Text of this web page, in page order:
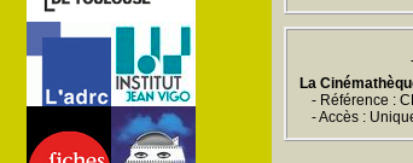
La
- Référence :
- Accès :